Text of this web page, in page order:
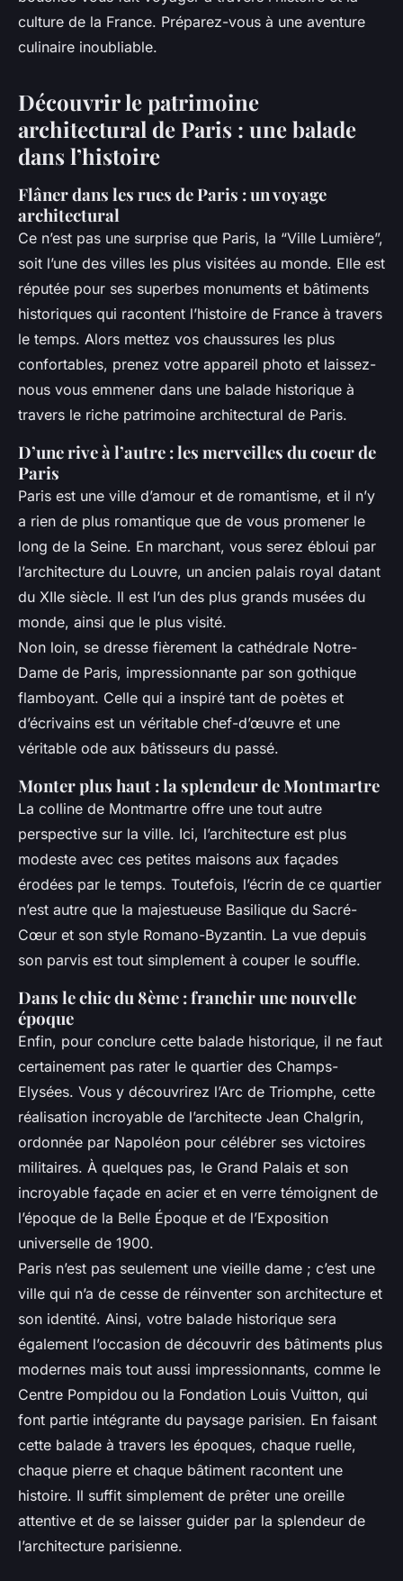
culture de la France. Préparez-vous à une aventure
culinaire inoubliable.
Découvrir le patrimoine
architectural de Paris : une balade
dans l’histoire
Flâner dans les rues de Paris : un voyage
architectural
Ce n’est pas une surprise que Paris, la “Ville Lumière”,
soit l’une des villes les plus visitées au monde. Elle est
réputée pour ses superbes monuments et bâtiments
historiques qui racontent l’histoire de France à travers
le temps. Alors mettez vos chaussures les plus
confortables, prenez votre appareil photo et laissez-
nous vous emmener dans une balade historique à
travers le riche patrimoine architectural de Paris.
D’une rive à l’autre : les merveilles du coeur de
Paris
Paris est une ville d’amour et de romantisme, et il n’y
a rien de plus romantique que de vous promener le
long de la Seine. En marchant, vous serez ébloui par
l’architecture du Louvre, un ancien palais royal datant
du XIIe siècle. Il est l’un des plus grands musées du
monde, ainsi que le plus visité.
Non loin, se dresse fièrement la cathédrale Notre-
Dame de Paris, impressionnante par son gothique
flamboyant. Celle qui a inspiré tant de poètes et
d’écrivains est un véritable chef-d’œuvre et une
véritable ode aux bâtisseurs du passé.
Monter plus haut : la splendeur de Montmartre
La colline de Montmartre offre une tout autre
perspective sur la ville. Ici, l’architecture est plus
modeste avec ces petites maisons aux façades
érodées par le temps. Toutefois, l’écrin de ce quartier
n’est autre que la majestueuse Basilique du Sacré-
Cœur et son style Romano-Byzantin. La vue depuis
son parvis est tout simplement à couper le souffle.
Dans le chic du 8ème : franchir une nouvelle
époque
Enfin, pour conclure cette balade historique, il ne faut
certainement pas rater le quartier des Champs-
Elysées. Vous y découvrirez l’Arc de Triomphe, cette
réalisation incroyable de l’architecte Jean Chalgrin,
ordonnée par Napoléon pour célébrer ses victoires
militaires. À quelques pas, le Grand Palais et son
incroyable façade en acier et en verre témoignent de
l’époque de la Belle Époque et de l’Exposition
universelle de 1900.
Paris n’est pas seulement une vieille dame ; c’est une
ville qui n’a de cesse de réinventer son architecture et
son identité. Ainsi, votre balade historique sera
également l’occasion de découvrir des bâtiments plus
modernes mais tout aussi impressionnants, comme le
Centre Pompidou ou la Fondation Louis Vuitton, qui
font partie intégrante du paysage parisien. En faisant
cette balade à travers les époques, chaque ruelle,
chaque pierre et chaque bâtiment racontent une
histoire. Il suffit simplement de prêter une oreille
attentive et de se laisser guider par la splendeur de
l’architecture parisienne.